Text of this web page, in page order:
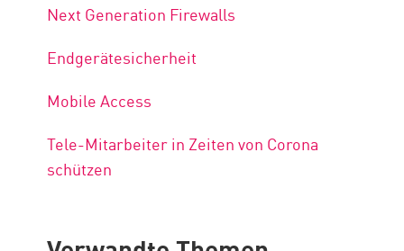
Next Generation Firewalls
Endgerätesicherheit
Mobile Access
Tele-Mitarbeiter in Zeiten von Corona
schützen